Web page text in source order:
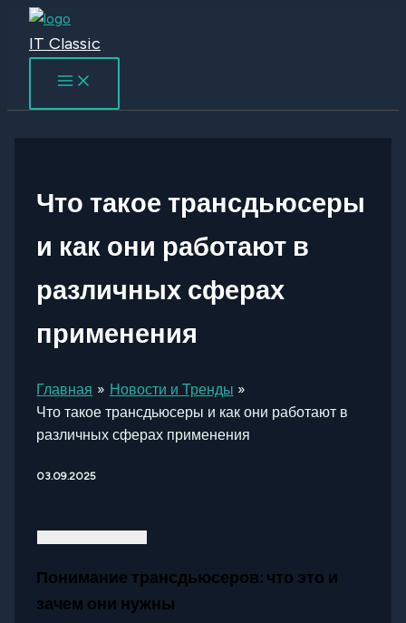
Перейти
содержимому
IT Classic
Что такое трансдьюсеры
и как они работают в
различных сферах
применения
Главная
Новости и Тренды
Что такое трансдьюсеры и как они работают в
различных сферах применения
03.09.2025
Понимание трансдьюсеров: что это и
зачем они нужны